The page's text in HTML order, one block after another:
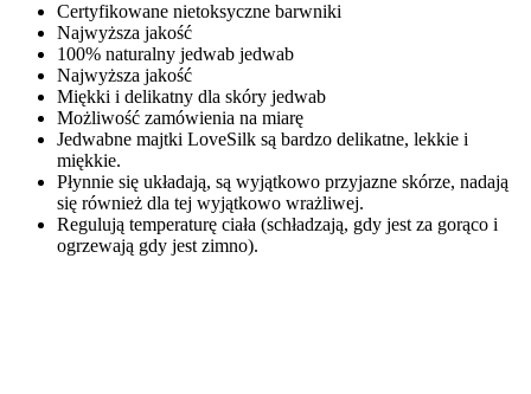
Certyfikowane nietoksyczne barwniki
Najwyższa jakość
100% naturalny jedwab jedwab
Najwyższa jakość
Miękki i delikatny dla skóry jedwab
Możliwość zamówienia na miarę
Jedwabne majtki LoveSilk są bardzo delikatne, lekkie i
miękkie.
Płynnie się układają, są wyjątkowo przyjazne skórze, nadają
się również dla tej wyjątkowo wrażliwej.
Regulują temperaturę ciała (schładzają, gdy jest za gorąco i
ogrzewają gdy jest zimno).